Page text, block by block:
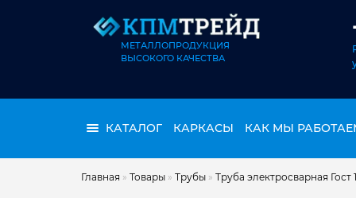
МЕТАЛЛОПРОДУКЦИЯ
ВЫСОКОГО КАЧЕСТВА
КАТАЛОГ КАРКАСЫ КАК МЫ
Главная » Товары » Трубы » Труба электросварная Гост